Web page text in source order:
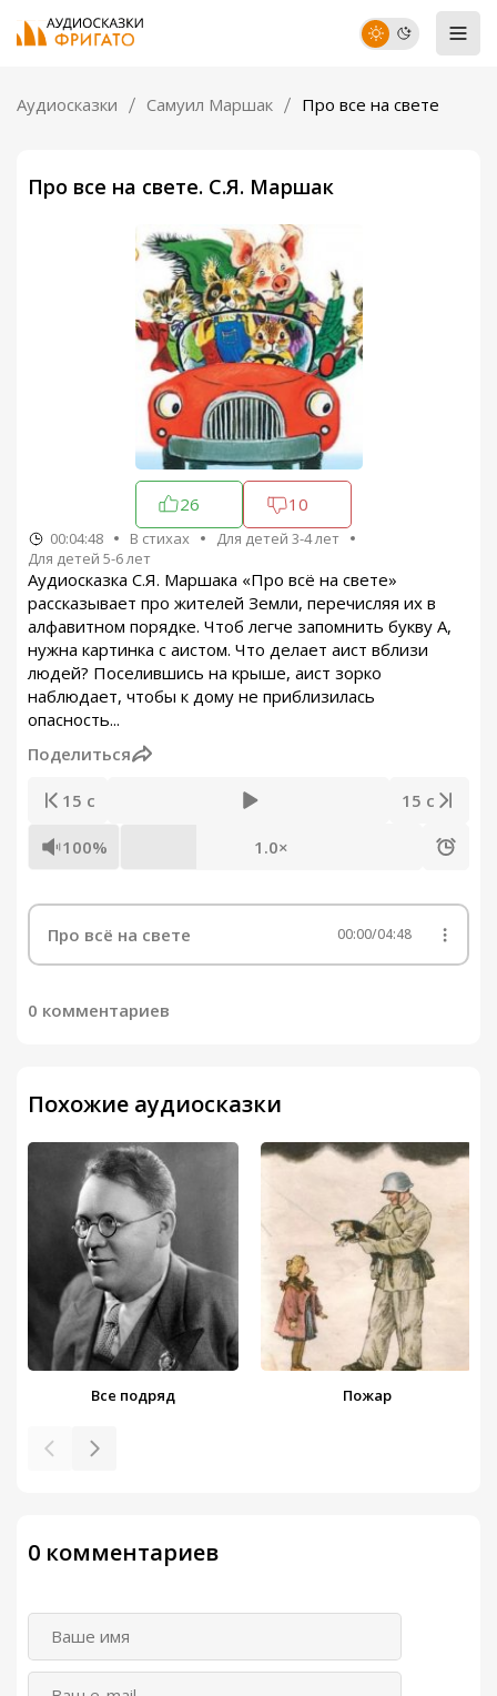
Аудиосказки Самуил Маршак Про все на свете
Про все на свете. С.Я. Маршак
26 10
00:04:48 В стихах
Для детей 3-4 лет
Для детей 5-6 лет
Аудиосказка С.Я. Маршака «Про всё на свете»
рассказывает про жителей Земли, перечисляя их в
алфавитном порядке. Чтоб легче запомнить букву А,
нужна картинка с аистом. Что делает аист вблизи
людей? Поселившись на крыше, аист зорко
наблюдает, чтобы к дому не приблизилась
опасность...
Поделиться
15 с 15 с
100% 1.0×
Про всё на свете 00:00/04:48
0 комментариев
Похожие аудиосказки
Все подряд Пожар
0 комментариев